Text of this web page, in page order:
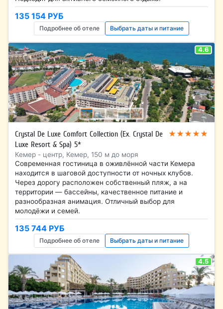
135 154 РУБ
Подробнее об отеле Выбрать даты и питание
4.6
Crystal De Luxe Comfort Collection (Ex. Crystal De
Luxe Resort & Spa) 5*
★★★★★
Кемер - центр, Кемер, 150 м до моря
Современная гостиница в оживлённой части Кемера
находится в шаговой доступности от ночных клубов.
Через дорогу расположен собственный пляж, а на
территории — бассейны, качественное питание и
разнообразная анимация. Отличный выбор для
молодёжи и семей.
135 744 РУБ
Подробнее об отеле Выбрать даты и питание
4.5